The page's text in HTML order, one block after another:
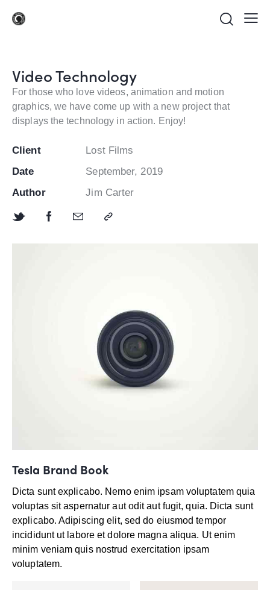
Video Technology
Tesla Brand Book
Dicta sunt explicabo. Nemo enim ipsam voluptatem quia
voluptas sit aspernatur aut odit aut fugit, quia. Dicta sunt
explicabo. Adipiscing elit, sed do eiusmod tempor
incididunt ut labore et dolore magna aliqua. Ut enim
minim veniam quis nostrud exercitation ipsam
voluptatem.
For those who love videos, animation and motion
graphics, we have come up with a new project that
displays the technology in action. Enjoy!
Client
Lost Films
Date
September, 2019
Author
Jim Carter